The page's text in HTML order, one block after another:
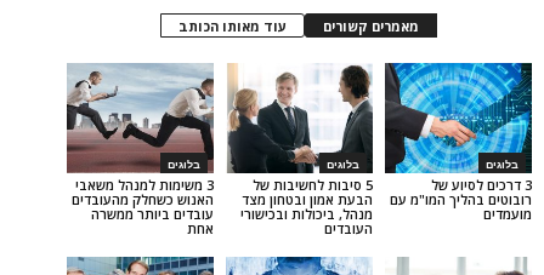
עוד מאותו הכותב
בלוגים
3 משימות למנהל משאבי
האנוש כשחלק מהעובדים
עובדים ביותר ממשרה
בלוגים
5 סיבות לחשיבות של
הבעת אמון ובטחון מצד
מנהל, ביכולות ובכישורי
של
המו"מ עם